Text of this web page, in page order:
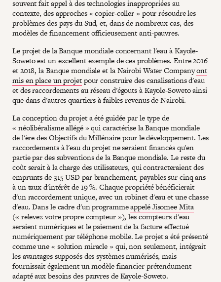
souvent fait appel à des technologies inappropriées au
contexte, des approches « copier-coller » pour résoudre les
problèmes des pays du Sud, et, dans de nombreux cas, des
modèles de financement officieusement anti-pauvres.
Le projet de la Banque mondiale concernant l'eau à Kayole-
Soweto est un excellent exemple de ces problèmes. Entre 2016
et 2018, la Banque mondiale et la Nairobi Water Companyont
mis en place un projetpour construire des canalisations d'eau
et des raccordements au réseau d'égouts à Kayole-Soweto ainsi
que dans d'autres quartiers à faibles revenus de Nairobi.
La conception du projet a été guidée par le type de
« néolibéralisme allégé » qui caractérise la Banque mondiale
de l'ère des Objectifs du Millénaire pour le développement. Les
raccordements à l'eau du projet ne seraient financés qu'en
partie par des subventions de la Banque mondiale. Le reste du
coût serait à la charge des utilisateurs, qui contracteraient des
emprunts de 315 USD par branchement, payables sur cinq ans
à un taux d'intérêt de 19 %. Chaque propriété bénéficierait
d'un raccordement unique, avec un robinet d'eau et une chasse
d'eau. Dans le cadre d'un programmeappelé Jisomee Mita
(« relevez votre propre compteur »), les compteurs d'eau
seraient numériques et le paiement de la facture effectué
numériquement par téléphone mobile. Le projet a été présenté
comme une « solution miracle » qui, non seulement, intégrait
les avantages supposés des systèmes numérisés, mais
fournissait également un modèle financier prétendument
adapté aux besoins des pauvres de Kayole-Soweto.